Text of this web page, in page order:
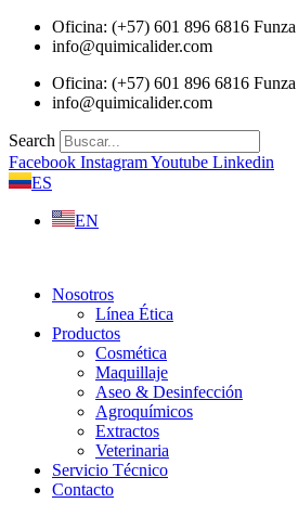
Saltar
Oficina: (+57) 601 896 6816
info@quimicalider.com
Oficina: (+57) 601 896 6816
info@quimicalider.com
Search
Facebook InstagramYoutube Linkedin
ES
EN
Nosotros
Línea Ética
Productos
Cosmética
Maquillaje
Aseo & Desinfección
Agroquímicos
Extractos
Veterinaria
Servicio Técnico
Contacto